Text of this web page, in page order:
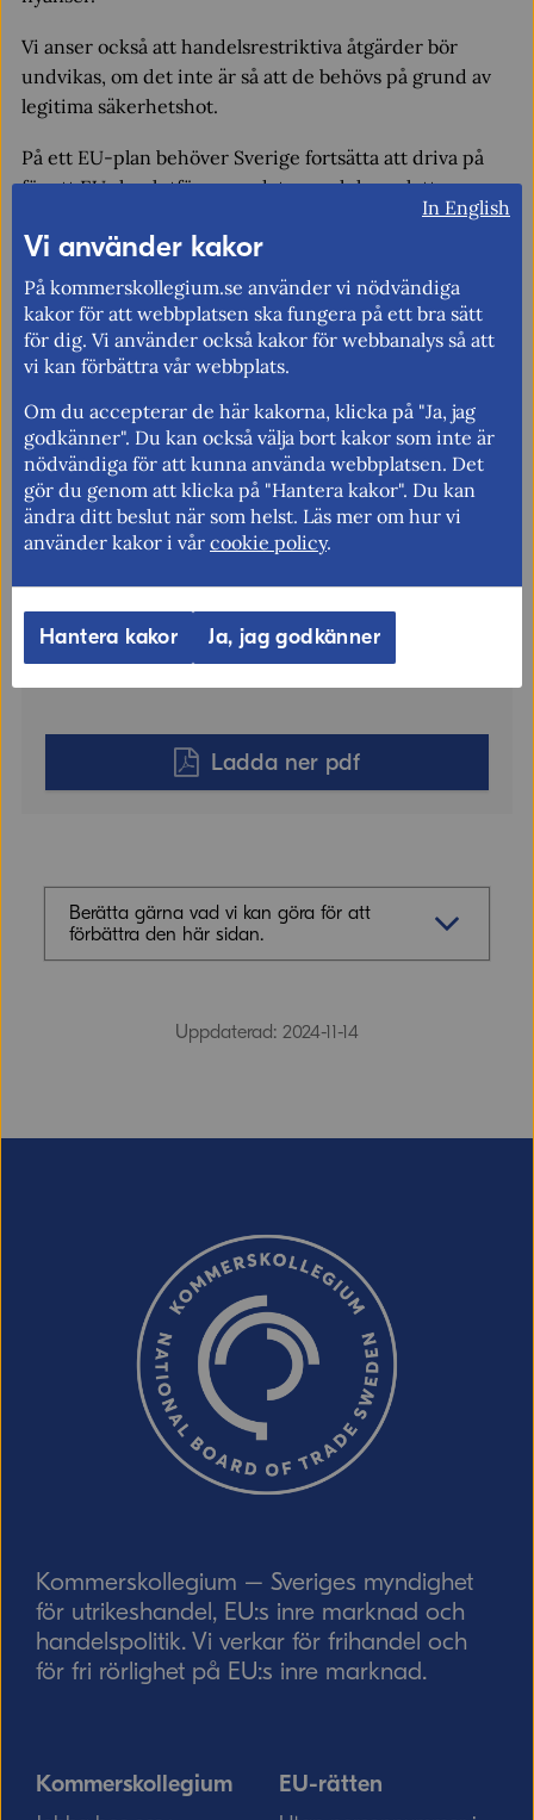
Titel:
Betydelsen av utrikeshandeln
för ekonomisk säkerhet
Utgiven:
2024
Språk:
svenska
Författare:
Kim Larsson
Antal sidor:
17
Ladda ner pdf
Vi anser också att handelsrestriktiva åtgärder bör
undvikas, om det inte är så att de behövs på grund av
legitima säkerhetshot.
På ett EU-plan behöver Sverige fortsätta att driva på
för att EU ska slutföra, uppdatera och komplettera
pågående och etablerade frihandelsavtal då det främjar
en öppen och fungerade utrikeshandel. Sverige borde
även analysera förutsättningarna för att uppdatera och
etablera nya krishandelsavtal som syftar till att
underlätta export och import vid krig.
Berätta gärna vad vi kan göra för att
förbättra den här sidan.
Ordverifiering Uppdatera captcha
Uppdaterad: 2024-11-14
Kommerskollegium – Sveriges myndighet
för utrikeshandel, EU:s inre marknad och
handelspolitik. Vi verkar för frihandel och
för fri rörlighet på EU:s inre marknad.
Kommerskollegium EU-rätten
In English
Vi använder kakor
På kommerskollegium.se använder vi nödvändiga
kakor för att webbplatsen ska fungera på ett bra sätt
för dig. Vi använder också kakor för webbanalys så att
vi kan förbättra vår webbplats.
Om du accepterar de här kakorna, klicka på "Ja, jag
godkänner". Du kan också välja bort kakor som inte är
nödvändiga för att kunna använda webbplatsen. Det
gör du genom att klicka på "Hantera kakor". Du kan
ändra ditt beslut när som helst. Läs mer om hur vi
använder kakor i vår cookie policy.
Hantera kakor Ja, jag godkänner